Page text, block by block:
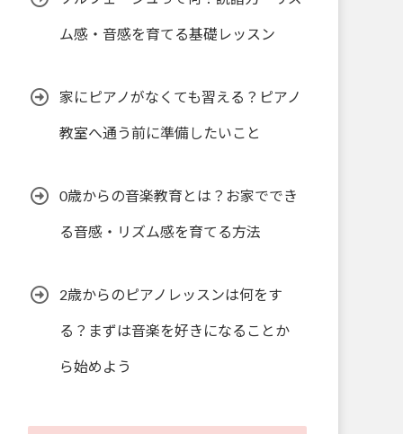
ム感・音感を育てる基礎レッスン
家にピアノがなくても習える？ピアノ
教室へ通う前に準備したいこと
0歳からの音楽教育とは？お家ででき
る音感・リズム感を育てる方法
2歳からのピアノレッスンは何をす
る？まずは音楽を好きになることか
ら始めよう